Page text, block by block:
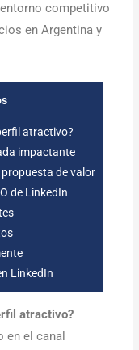
competitivo
en Argentina y
atractivo?
impactante
de valor
de LinkedIn
LinkedIn
atractivo?
en el canal